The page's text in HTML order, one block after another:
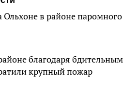
Ольхоне в районе паромного
благодаря бдительным
крупный пожар